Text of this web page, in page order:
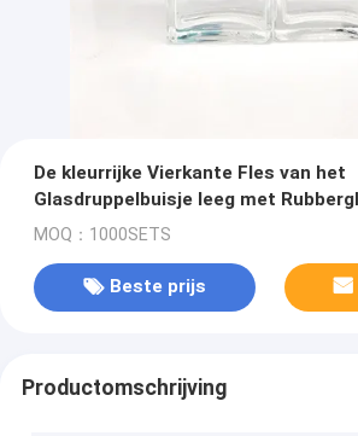
De kleurrijke Vierkante Fles van het
Glasdruppelbuisje leeg met
MOQ：1000SETS
Beste prijs
Productomschrijving